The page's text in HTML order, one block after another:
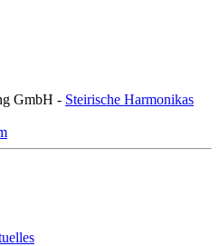
GmbH - Steirische Harmonikas